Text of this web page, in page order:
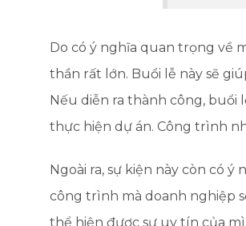
Do có ý nghĩa quan trọng về
thần rất lớn. Buổi lễ này sẽ
Nếu diễn ra thành công, buổi
thực hiện dự án. Công trình
Ngoài ra, sự kiện này còn có
công trình mà doanh nghiệp
thể hiện được sự uy tín của